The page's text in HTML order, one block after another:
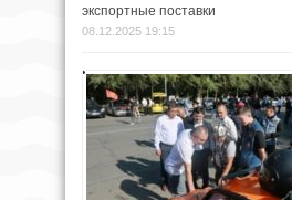
экспортные поставки
08.12.2025 19:15